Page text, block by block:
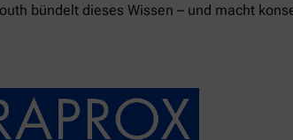
bündelt dieses Wissen – und macht